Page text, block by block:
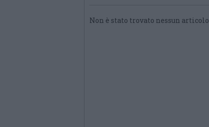
Non è stato trovato nessun